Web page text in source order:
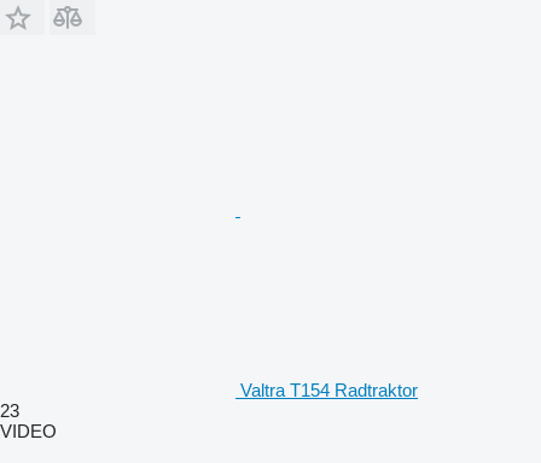
Valtra T154 Radtraktor
23
VIDEO